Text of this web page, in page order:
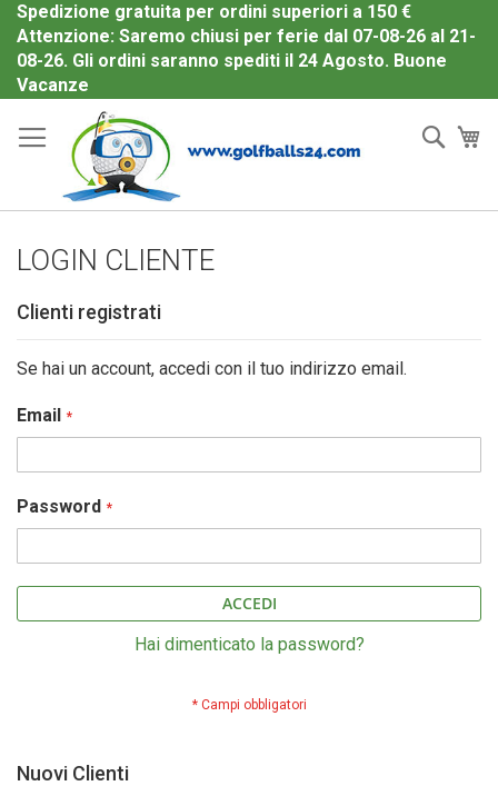
Spedizione gratuita per ordini superiori a 150 €
Attenzione: Saremo chiusi per ferie dal 07-08-26 al 21-
08-26. Gli ordini saranno spediti il 24 Agosto. Buone
Vacanze
al
contenuto
LOGIN CLIENTE
Clienti registrati
Se hai un account, accedi con il tuo indirizzo email.
Email
Password
ACCEDI
Hai dimenticato la password?
Nuovi Clienti